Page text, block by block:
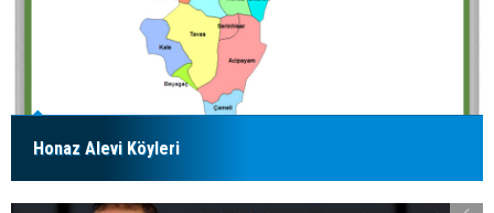
Honaz Alevi Köyleri